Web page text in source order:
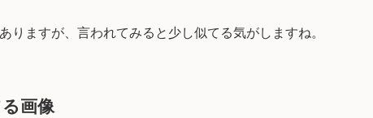
りますが、言われてみると少し似てる気がしますね。
画像